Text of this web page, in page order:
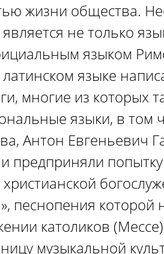
жизни общества.
не только
языком
языке
многие из которых
языки, в том
Антон Евгеньевич
попытку
песнопения которой
католиков
музыкальной